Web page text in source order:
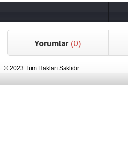
Yorumlar (0)
© 2023 Tüm Hakları Saklıdır .